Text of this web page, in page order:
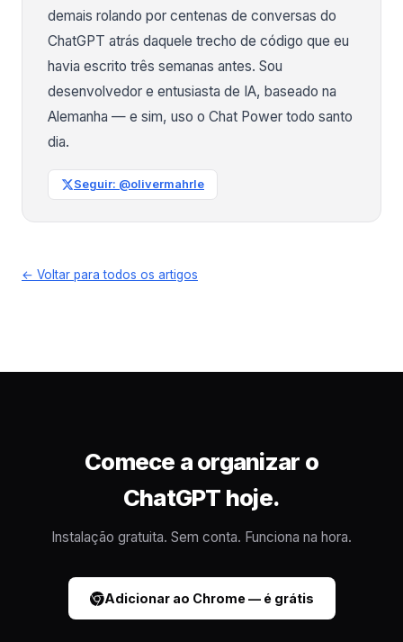
demais rolando por centenas de conversas do
ChatGPT atrás daquele trecho de código que eu
havia escrito três semanas antes. Sou
desenvolvedor e entusiasta de IA, baseado na
Alemanha — e sim, uso o Chat Power todo santo
dia.
Seguir: @olivermahrle
← Voltar para todos os artigos
Comece a organizar o
ChatGPT hoje.
Instalação gratuita. Sem conta. Funciona na hora.
Adicionar ao Chrome — é grátis